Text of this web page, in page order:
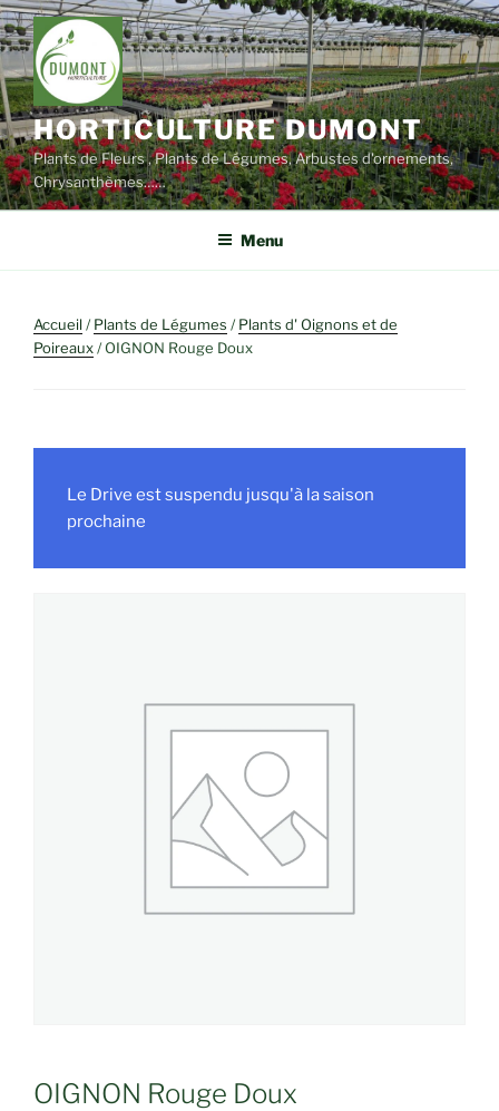
Aller
au
contenu
principal
HORTICULTURE DUMONT
Plants de Fleurs , Plants de Légumes, Arbustes d'ornements,
Chrysanthèmes……
Menu
Accueil/Plants de Légumes /Plants d' Oignons et de
Poireaux/ OIGNON Rouge Doux
Le Drive est suspendu jusqu'à la saison
prochaine
OIGNON Rouge Doux